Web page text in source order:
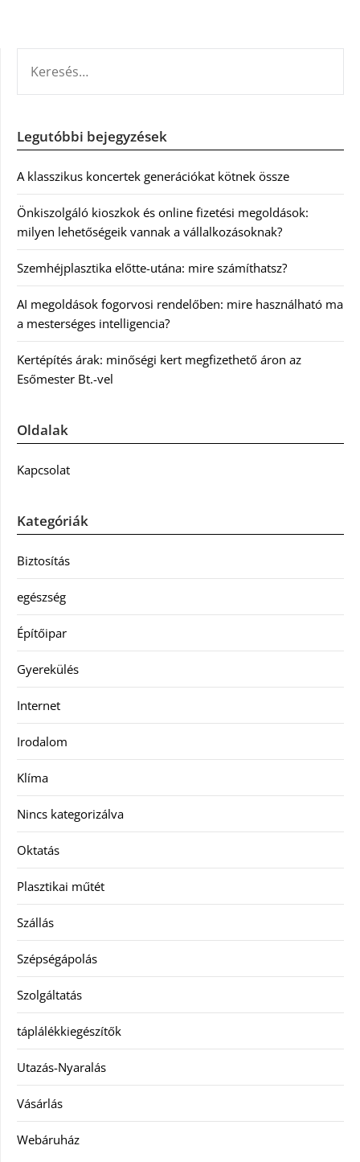
Legutóbbi bejegyzések
A klasszikus koncertek generációkat kötnek össze
Önkiszolgáló kioszkok és online fizetési megoldások:
milyen lehetőségeik vannak a vállalkozásoknak?
Szemhéjplasztika előtte-utána: mire számíthatsz?
AI megoldások fogorvosi rendelőben: mire használható ma
a mesterséges intelligencia?
Kertépítés árak: minőségi kert megfizethető áron az
Esőmester Bt.-vel
Oldalak
Kapcsolat
Kategóriák
Biztosítás
egészség
Építőipar
Gyerekülés
Internet
Irodalom
Klíma
Nincs kategorizálva
Oktatás
Plasztikai műtét
Szállás
Szépségápolás
Szolgáltatás
táplálékkiegészítők
Utazás-Nyaralás
Vásárlás
Webáruház